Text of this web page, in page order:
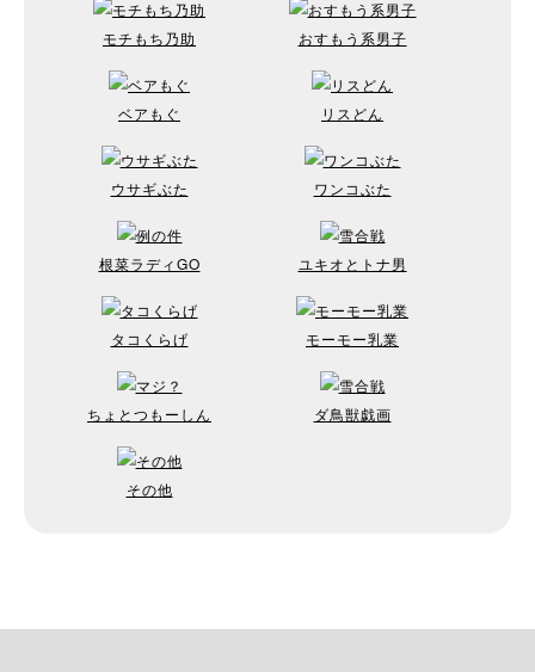
モチもち乃助 おすもう系男子
ベアもぐ リスどん
ウサギぶた ワンコぶた
根菜ラディGO ユキオとトナ男
タコくらげ モーモー乳業
ちょとつもーしん ダ鳥獣戯画
その他